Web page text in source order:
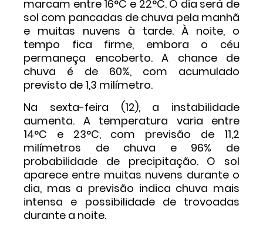
marcam entre 16°C e 22°C. O dia será de
sol com pancadas de chuva pela manhã
e muitas nuvens à tarde. À noite, o
tempo fica firme, embora o céu
permaneça encoberto. A chance de
chuva é de 60%, com acumulado
previsto de 1,3 milímetro.
Na sexta-feira (12), a instabilidade
aumenta. A temperatura varia entre
14°C e 23°C, com previsão de 11,2
milímetros de chuva e 96% de
probabilidade de precipitação. O sol
aparece entre muitas nuvens durante o
dia, mas a previsão indica chuva mais
intensa e possibilidade de trovoadas
durante a noite.